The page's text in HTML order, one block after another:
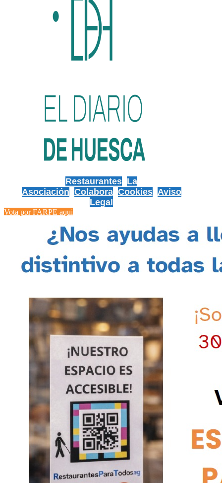
Restaurantes La
Asociación Colabora Cookies Aviso
Legal
Vota por FARPE aqui